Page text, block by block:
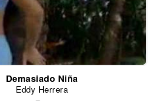
Demasiado Niña
Eddy Herrera